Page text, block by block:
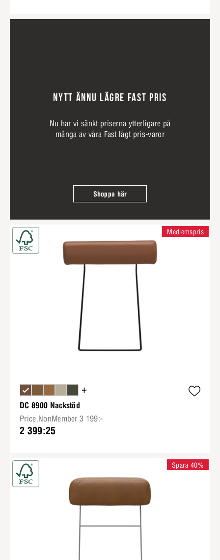
NYTT ÄNNU LÄGRE FAST PRIS
Nu har vi sänkt priserna ytterligare på
många av våra Fast lågt pris-varor
Shoppa här
+
DC 8900 Nackstöd
Price.NonMember 3 199:-
2 399:25
Medlemspris
Spara 40%